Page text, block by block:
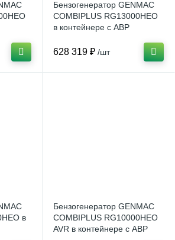
Бензогенератор GENMAC
COMBIPLUS RG13000HEO
в контейнере с АВР
628 319 ₽ /шт
в
Бензогенератор GENMAC
COMBIPLUS RG10000HEO
AVR в контейнере с АВР